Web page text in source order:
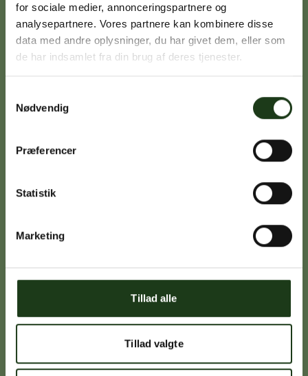
for sociale medier, annonceringspartnere og
analysepartnere. Vores partnere kan kombinere disse
data med andre oplysninger, du har givet dem, eller som
de har indsamlet fra din brug af deres tjenester.
Nødvendig
Præferencer
Statistik
Marketing
Tillad alle
Tillad valgte
Signe Vinding
Nykøbing Sj.
59 91 99 77
Michael Ørskov
Holbæk